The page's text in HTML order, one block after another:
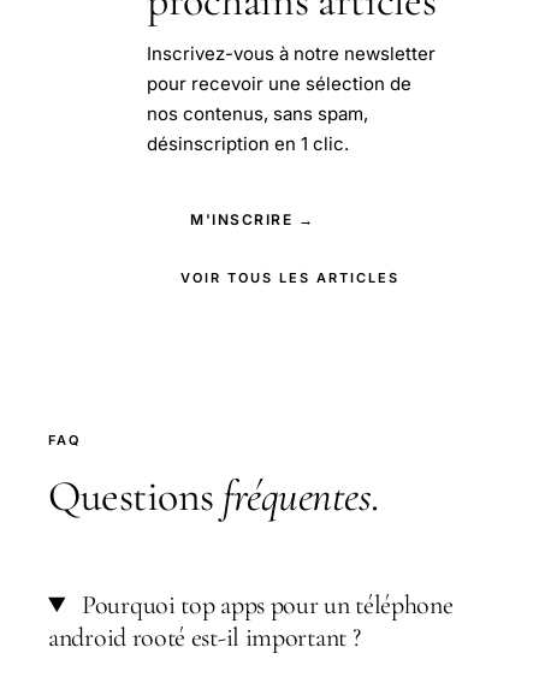
Inscrivez-vous à notre newsletter
pour recevoir une sélection de
nos contenus, sans spam,
désinscription en 1 clic.
M'INSCRIRE →
VOIR TOUS LES ARTICLES
FAQ
Questions fréquentes.
Pourquoi top apps pour un téléphone
android rooté est-il important ?